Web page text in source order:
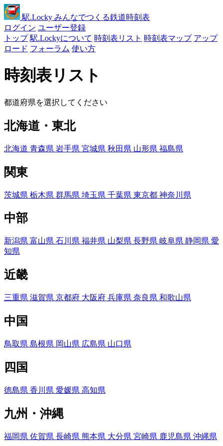
駅.Locky みんなでつくる鉄道時刻表
ログイン ユーザー登録
トップ 駅.Lockyについて 時刻表リスト 時刻表マップ アップ
ロード フォーラム 使い方
時刻表リスト
都道府県を選択してください
北海道・東北
北海道 青森県 岩手県 宮城県 秋田県 山形県 福島県
関東
茨城県 栃木県 群馬県 埼玉県 千葉県 東京都 神奈川県
中部
新潟県 富山県 石川県 福井県 山梨県 長野県 岐阜県 静岡県 愛
知県
近畿
三重県 滋賀県 京都府 大阪府 兵庫県 奈良県 和歌山県
中国
鳥取県 島根県 岡山県 広島県 山口県
四国
徳島県 香川県 愛媛県 高知県
九州・沖縄
福岡県 佐賀県 長崎県 熊本県 大分県 宮崎県 鹿児島県 沖縄県